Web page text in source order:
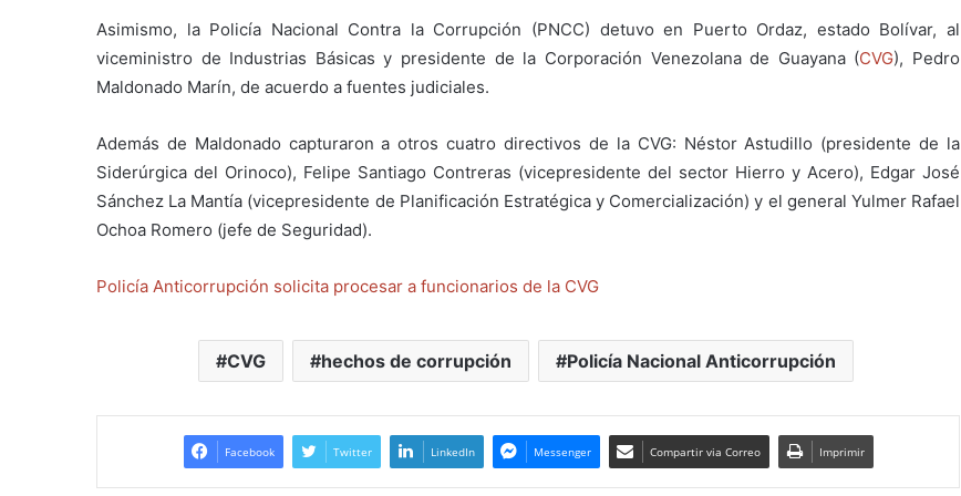
Asimismo, la Policía Nacional Contra la Corrupción (PNCC) detuvo en Puerto Ordaz, estado Bolívar, al
viceministro de Industrias Básicas y presidente de la Corporación Venezolana de Guayana (CVG), Pedro
Maldonado Marín, de acuerdo a fuentes judiciales.
Además de Maldonado capturaron a otros cuatro directivos de la CVG: Néstor Astudillo (presidente de la
Siderúrgica del Orinoco), Felipe Santiago Contreras (vicepresidente del sector Hierro y Acero), Edgar José
Sánchez La Mantía (vicepresidente de Planificación Estratégica y Comercialización) y el general Yulmer Rafael
Ochoa Romero (jefe de Seguridad).
Policía Anticorrupción solicita procesar a funcionarios de la CVG
CVG hechos de corrupción Policía Nacional Anticorrupción
Facebook Twitter LinkedIn Messenger Compartir via Correo Imprimir